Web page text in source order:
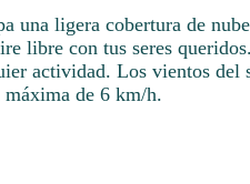
una ligera cobertura de
libre con tus seres
actividad. Los vientos del
de 6 km/h.